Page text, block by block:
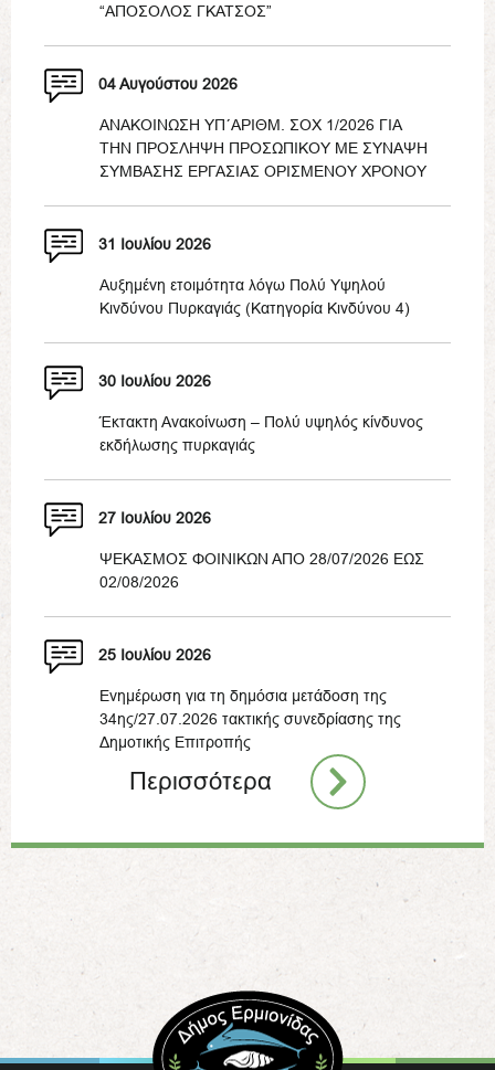
“ΑΠΟΣΟΛΟΣ ΓΚΑΤΣΟΣ”
04 Αυγούστου 2026
ΑΝΑΚΟΙΝΩΣΗ ΥΠ΄ΑΡΙΘΜ. ΣΟΧ 1/2026 ΓΙΑ
ΤΗΝ ΠΡΟΣΛΗΨΗ ΠΡΟΣΩΠΙΚΟΥ ΜΕ ΣΥΝΑΨΗ
ΣΥΜΒΑΣΗΣ ΕΡΓΑΣΙΑΣ ΟΡΙΣΜΕΝΟΥ ΧΡΟΝΟΥ
31 Ιουλίου 2026
Αυξημένη ετοιμότητα λόγω Πολύ Υψηλού
Κινδύνου Πυρκαγιάς (Κατηγορία Κινδύνου 4)
30 Ιουλίου 2026
Έκτακτη Ανακοίνωση – Πολύ υψηλός κίνδυνος
εκδήλωσης πυρκαγιάς
27 Ιουλίου 2026
ΨΕΚΑΣΜΟΣ ΦΟΙΝΙΚΩΝ ΑΠΟ 28/07/2026 ΕΩΣ
02/08/2026
25 Ιουλίου 2026
Ενημέρωση για τη δημόσια μετάδοση της
34ης/27.07.2026 τακτικής συνεδρίασης της
Δημοτικής Επιτροπής
Περισσότερα